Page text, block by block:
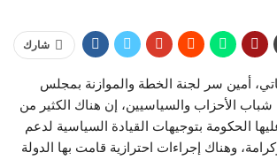
شارك
أمين سر لجنة الخطة والموازنة بمجلس
الأحزاب والسياسيين، إن هناك الكثير من
الحكومة بتوجيهات القيادة السياسية لدعم
وهناك إجراءات احترازية قامت بها الدولة